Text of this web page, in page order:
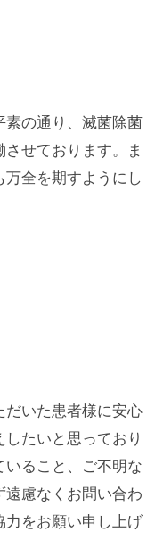
素の通り、滅菌除菌
せております。ま
全を期すようにし
だいた患者様に安心
たいと思っており
いること、ご不明な
遠慮なくお問い合わ
力をお願い申し上げ